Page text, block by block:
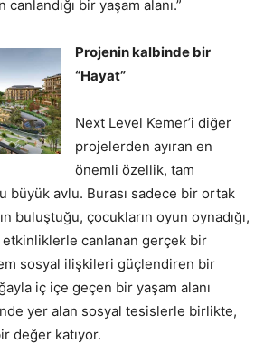
bir yaşam alanı.”
Projenin kalbinde bir
“Hayat”
Next Level Kemer’i diğer
projelerden ayıran en
önemli özellik, tam
büyük avlu. Burası sadece bir ortak
buluştuğu, çocukların oyun oynadığı,
etkinliklerle canlanan gerçek bir
sosyal ilişkileri güçlendiren bir
iç içe geçen bir yaşam alanı
yer alan sosyal tesislerle birlikte,
değer katıyor.